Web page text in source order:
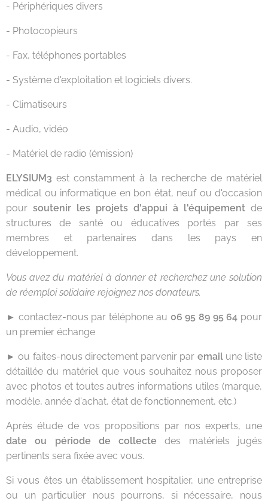
- Périphériques divers
- Photocopieurs
- Fax, téléphones portables
- Système d'exploitation et logiciels divers.
- Climatiseurs
- Audio, vidéo
- Matériel de radio (émission)
ELYSIUM3 est constamment à la recherche de matériel
médical ou informatique en bon état, neuf ou d'occasion
pour soutenir les projets d'appui à l'équipement de
structures de santé ou éducatives portés par ses
membres et partenaires dans les pays en
développement.
Vous avez du matériel à donner et recherchez une solution
de réemploi solidaire rejoignez nos donateurs.
► contactez-nous par téléphone au 06 95 89 95 64 pour
un premier échange
► ou faites-nous directement parvenir par email une liste
détaillée du matériel que vous souhaitez nous proposer
avec photos et toutes autres informations utiles (marque,
modèle, année d'achat, état de fonctionnement, etc.)
Après étude de vos propositions par nos experts, une
date ou période de collecte des matériels jugés
pertinents sera fixée avec vous.
Si vous êtes un établissement hospitalier, une entreprise
ou un particulier nous pourrons, si nécessaire, nous